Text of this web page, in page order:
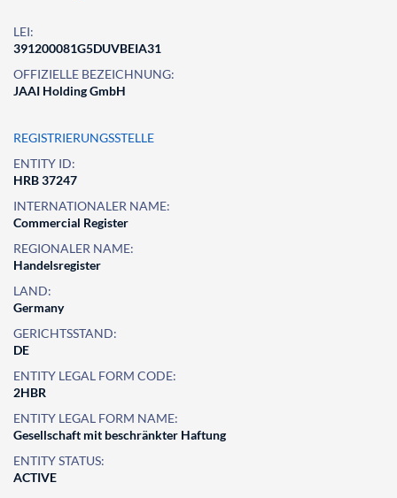
LEI:
391200081G5DUVBEIA31
OFFIZIELLE BEZEICHNUNG:
JAAI Holding GmbH
REGISTRIERUNGSSTELLE
ENTITY ID:
HRB 37247
INTERNATIONALER NAME:
Commercial Register
REGIONALER NAME:
Handelsregister
LAND:
Germany
GERICHTSSTAND:
DE
ENTITY LEGAL FORM CODE:
2HBR
ENTITY LEGAL FORM NAME:
Gesellschaft mit beschränkter Haftung
ENTITY STATUS:
ACTIVE